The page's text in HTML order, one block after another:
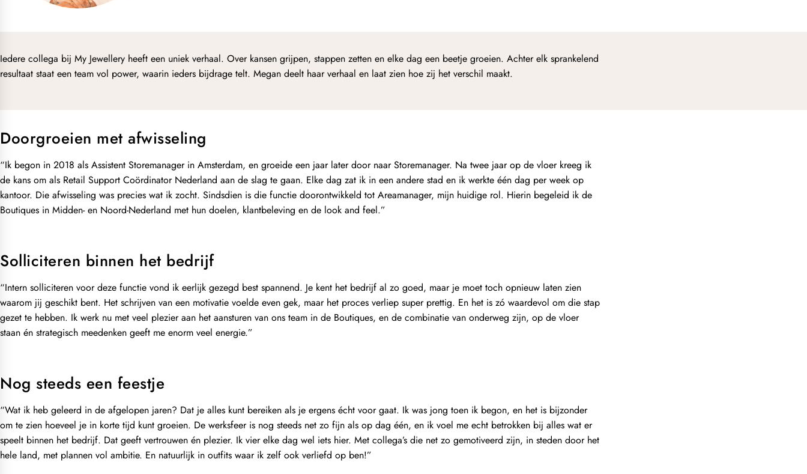
Iedere collega bij My Jewellery heeft een uniek verhaal. Over kansen grijpen, stappen zetten en elke dag een beetje groeien. Achter elk sprankelend
resultaat staat een team vol power, waarin ieders bijdrage telt. Megan deelt haar verhaal en laat zien hoe zij het verschil maakt.
Doorgroeien met afwisseling
“Ik begon in 2018 als Assistent Storemanager in Amsterdam, en groeide een jaar later door naar Storemanager. Na twee jaar op de vloer kreeg ik
de kans om als Retail Support Coördinator Nederland aan de slag te gaan. Elke dag zat ik in een andere stad en ik werkte één dag per week op
kantoor. Die afwisseling was precies wat ik zocht. Sindsdien is die functie doorontwikkeld tot Areamanager, mijn huidige rol. Hierin begeleid ik de
Boutiques in Midden- en Noord-Nederland met hun doelen, klantbeleving en de look and feel.”
Solliciteren binnen het bedrijf
“Intern solliciteren voor deze functie vond ik eerlijk gezegd best spannend. Je kent het bedrijf al zo goed, maar je moet toch opnieuw laten zien
waarom jij geschikt bent. Het schrijven van een motivatie voelde even gek, maar het proces verliep super prettig. En het is zó waardevol om die stap
gezet te hebben. Ik werk nu met veel plezier aan het aansturen van ons team in de Boutiques, en de combinatie van onderweg zijn, op de vloer
staan én strategisch meedenken geeft me enorm veel energie.”
Nog steeds een feestje
“Wat ik heb geleerd in de afgelopen jaren? Dat je alles kunt bereiken als je ergens écht voor gaat. Ik was jong toen ik begon, en het is bijzonder
om te zien hoeveel je in korte tijd kunt groeien. De werksfeer is nog steeds net zo fijn als op dag één, en ik voel me echt betrokken bij alles wat er
speelt binnen het bedrijf. Dat geeft vertrouwen én plezier. Ik vier elke dag wel iets hier. Met collega’s die net zo gemotiveerd zijn, in steden door het
hele land, met plannen vol ambitie. En natuurlijk in outfits waar ik zelf ook verliefd op ben!”